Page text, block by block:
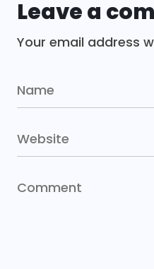
Leave a
Your email address